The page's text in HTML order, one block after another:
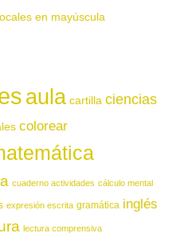
en mayúscula
aula cartilla ciencias
colorear
cuaderno actividades cálculo mental
expresión escrita gramática inglés
lectura comprensiva